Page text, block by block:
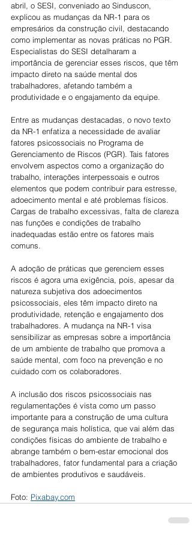
abril, o SESI, conveniado ao Sinduscon,
explicou as mudanças da NR-1 para os
empresários da construção civil, destacando
como implementar as novas práticas no PGR.
Especialistas do SESI detalharam a
importância de gerenciar esses riscos, que têm
impacto direto na saúde mental dos
trabalhadores, afetando também a
produtividade e o engajamento da equipe.
Entre as mudanças destacadas, o novo texto
da NR-1 enfatiza a necessidade de avaliar
fatores psicossociais no Programa de
Gerenciamento de Riscos (PGR). Tais fatores
envolvem aspectos como a organização do
trabalho, interações interpessoais e outros
elementos que podem contribuir para estresse,
adoecimento mental e até problemas físicos.
Cargas de trabalho excessivas, falta de clareza
nas funções e condições de trabalho
inadequadas estão entre os fatores mais
comuns.
A adoção de práticas que gerenciem esses
riscos é agora uma exigência, pois, apesar da
natureza subjetiva dos adoecimentos
psicossociais, eles têm impacto direto na
produtividade, retenção e engajamento dos
trabalhadores. A mudança na NR-1 visa
sensibilizar as empresas sobre a importância
de um ambiente de trabalho que promova a
saúde mental, com foco na prevenção e no
cuidado com os colaboradores.
A inclusão dos riscos psicossociais nas
regulamentações é vista como um passo
importante para a construção de uma cultura
de segurança mais holística, que vai além das
condições físicas do ambiente de trabalho e
abrange também o bem-estar emocional dos
trabalhadores, fator fundamental para a criação
de ambientes produtivos e saudáveis.
Foto: Pixabay.com